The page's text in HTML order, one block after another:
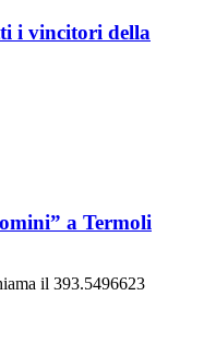
i vincitori della
a Termoli
il 393.5496623